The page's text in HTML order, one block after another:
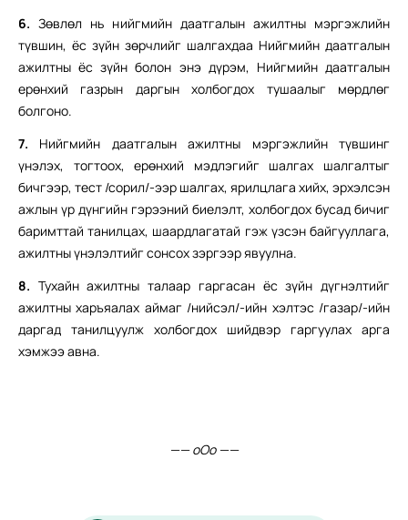
6. Зөвлөл нь нийгмийн даатгалын ажилтны мэргэжлийн
түвшин, ёс зүйн зөрчлийг шалгахдаа Нийгмийн даатгалын
ажилтны ёс зүйн болон энэ дүрэм, Нийгмийн даатгалын
ерөнхий газрын даргын холбогдох тушаалыг мөрдлөг
болгоно.
7. Нийгмийн даатгалын ажилтны мэргэжлийн түвшинг
үнэлэх, тогтоох, ерөнхий мэдлэгийг шалгах шалгалтыг
бичгээр, тест /сорил/-ээр шалгах, ярилцлага хийх, эрхэлсэн
ажлын үр дүнгийн гэрээний биелэлт, холбогдох бусад бичиг
баримттай танилцах, шаардлагатай гэж үзсэн байгууллага,
ажилтны үнэлэлтийг сонсох зэргээр явуулна.
8. Тухайн ажилтны талаар гаргасан ёс зүйн дүгнэлтийг
ажилтны харъяалах аймаг /нийсэл/-ийн хэлтэс /газар/-ийн
даргад танилцуулж холбогдох шийдвэр гаргуулах арга
хэмжээ авна.
—— оОо ——